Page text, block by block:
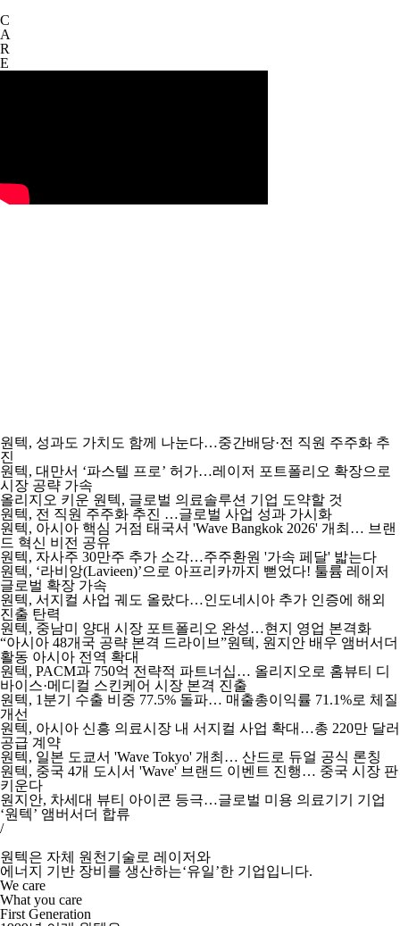
C
A
R
E
원텍, 성과도 가치도 함께 나눈다…중간배당·전 직원 주주화 추
진
원텍, 대만서 ‘파스텔 프로’ 허가…레이저 포트폴리오 확장으로
시장 공략 가속
올리지오 키운 원텍, 글로벌 의료솔루션 기업 도약할 것
원텍, 전 직원 주주화 추진 …글로벌 사업 성과 가시화
원텍, 아시아 핵심 거점 태국서 'Wave Bangkok 2026' 개최… 브랜
드 혁신 비전 공유
원텍, 자사주 30만주 추가 소각…주주환원 '가속 페달' 밟는다
원텍, ‘라비앙(Lavieen)’으로 아프리카까지 뻗었다! 툴륨 레이저
글로벌 확장 가속
원텍, 서지컬 사업 궤도 올랐다…인도네시아 추가 인증에 해외
진출 탄력
원텍, 중남미 양대 시장 포트폴리오 완성…현지 영업 본격화
“아시아 48개국 공략 본격 드라이브”원텍, 원지안 배우 앰버서더
활동 아시아 전역 확대
원텍, PACM과 750억 전략적 파트너십… 올리지오로 홈뷰티 디
바이스·메디컬 스킨케어 시장 본격 진출
원텍, 1분기 수출 비중 77.5% 돌파… 매출총이익률 71.1%로 체질
개선
원텍, 아시아 신흥 의료시장 내 서지컬 사업 확대…총 220만 달러
공급 계약
원텍, 일본 도쿄서 'Wave Tokyo' 개최… 산드로 듀얼 공식 론칭
원텍, 중국 4개 도시서 'Wave' 브랜드 이벤트 진행… 중국 시장 판
키운다
원지안, 차세대 뷰티 아이콘 등극…글로벌 미용 의료기기 기업
‘원텍’ 앰버서더 합류
/
원텍은 자체 원천기술로 레이저와
에너지 기반 장비를 생산하는‘유일’한 기업입니다.
We care
What you care
First Generation